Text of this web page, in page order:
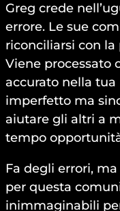
Greg crede
errore. Le sue
riconciliarsi con la
Viene processato
accurato nella
imperfetto ma
aiutare gli altri a
tempo
Fa degli errori,
per questa
inimmaginabili